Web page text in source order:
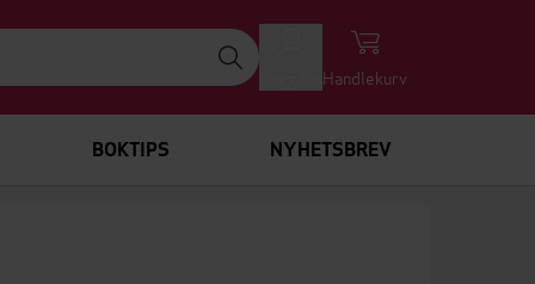
Handlekurv
BOKTIPS NYHETSBREV